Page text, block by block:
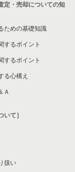
定・売却についての知
ための基礎知識
するポイント
するポイント
る心構え
Ａ
いて］
扱い